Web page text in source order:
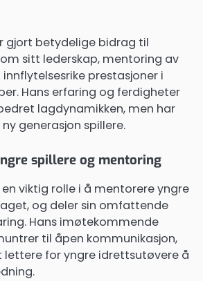
gjort betydelige bidrag til
sitt lederskap, mentoring av
prestasjoner i
Hans erfaring og ferdigheter
lagdynamikken, men har
generasjon spillere.
spillere og mentoring
viktig rolle i å mentorere yngre
og deler sin omfattende
Hans imøtekommende
til åpen kommunikasjon,
lettere for yngre idrettsutøvere å